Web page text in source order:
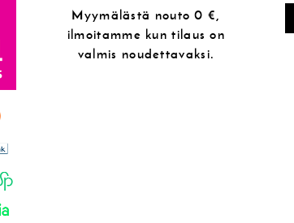
Myymälästä nouto 0 €,
ilmoitamme kun tilaus on
valmis noudettavaksi.